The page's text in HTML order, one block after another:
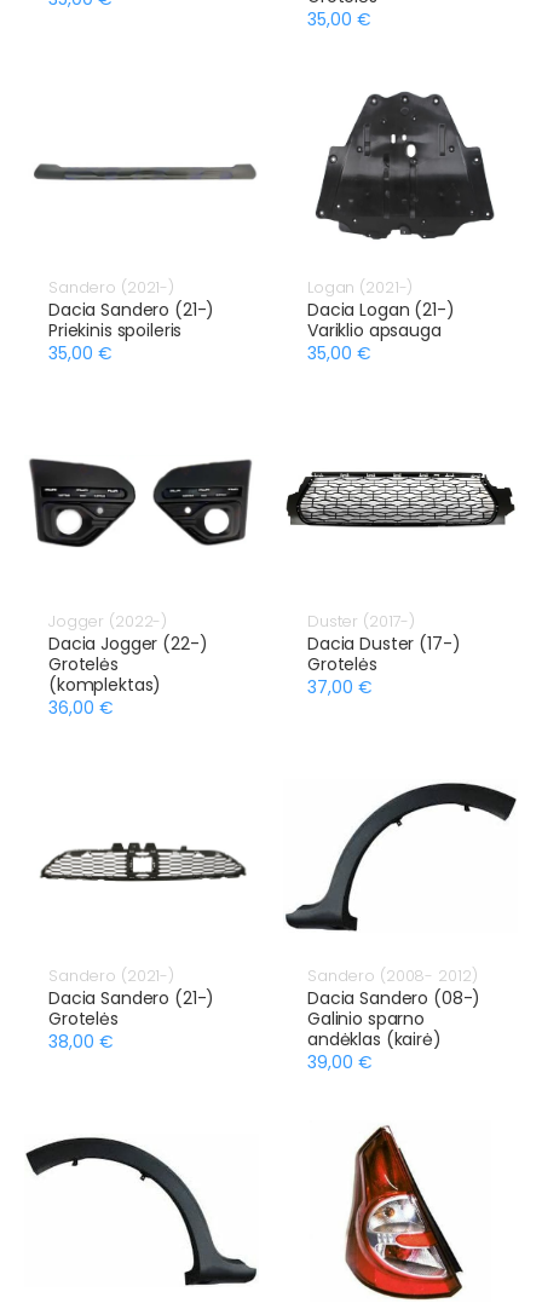
35,00 €
Sandero (2021-)
Dacia Sandero (21-)
Priekinis spoileris
35,00 €
Logan (2021-)
Dacia Logan (21-)
Variklio apsauga
35,00 €
Jogger (2022-)
Dacia Jogger (22-)
Grotelės
(komplektas)
36,00 €
Duster (2017-)
Dacia Duster (17-)
Grotelės
37,00 €
Sandero (2021-)
Dacia Sandero (21-)
Grotelės
38,00 €
Sandero (2008- 2012)
Dacia Sandero (08-)
Galinio sparno
andėklas (kairė)
39,00 €